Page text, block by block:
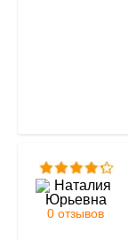
0 отзывов